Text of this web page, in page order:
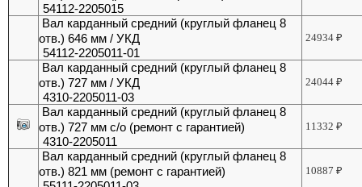
54112-2205015
Вал карданный средний (круглый фланец 8
отв.) 646 мм / УКД
54112-2205011-01
24934₽
Вал карданный средний (круглый фланец 8
отв.) 727 мм / УКД
4310-2205011-03
24044₽
Вал карданный средний (круглый фланец 8
отв.) 727 мм с/о (ремонт с гарантией)
4310-2205011
11332₽
Вал карданный средний (круглый фланец 8
отв.) 821 мм (ремонт с гарантией)
10887₽